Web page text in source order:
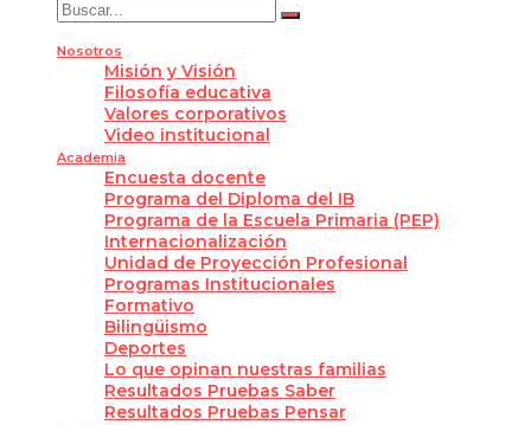
Nosotros
Misión y Visión
Filosofía educativa
Valores corporativos
Video institucional
Academia
Encuesta docente
Programa del Diploma del IB
Programa de la Escuela Primaria (PEP)
Internacionalización
Unidad de Proyección Profesional
Programas Institucionales
Formativo
Bilingüismo
Deportes
Lo que opinan nuestras familias
Resultados Pruebas Saber
Resultados Pruebas Pensar